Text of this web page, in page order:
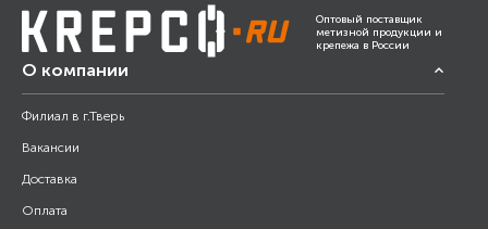
Оптовый поставщик
метизной продукции и
крепежа в России
О компании
Филиал в г.Тверь
Вакансии
Доставка
Оплата